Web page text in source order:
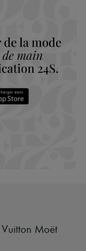
Moët